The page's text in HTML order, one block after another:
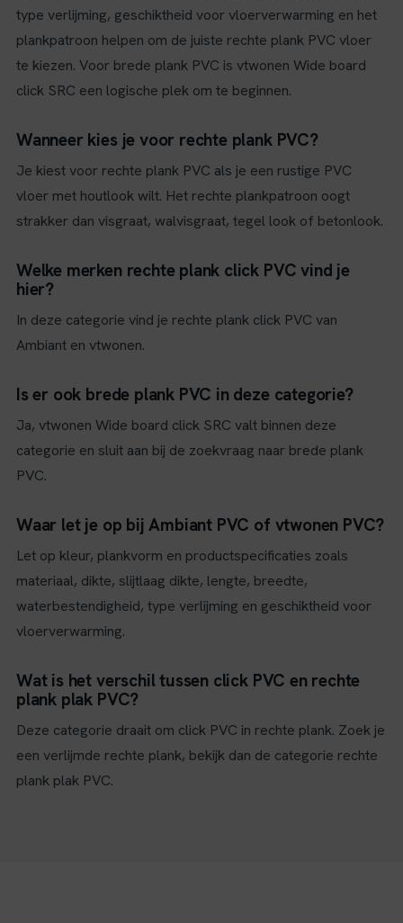
type verlijming, geschiktheid voor vloerverwarming en het
plankpatroon helpen om de juiste rechte plank PVC vloer
te kiezen. Voor brede plank PVC is vtwonen Wide board
click SRC een logische plek om te beginnen.
Wanneer kies je voor rechte plank PVC?
Je kiest voor rechte plank PVC als je een rustige PVC
vloer met houtlook wilt. Het rechte plankpatroon oogt
strakker dan visgraat, walvisgraat, tegel look of betonlook.
Welke merken rechte plank click PVC vind je
hier?
In deze categorie vind je rechte plank click PVC van
Ambiant en vtwonen.
Is er ook brede plank PVC in deze categorie?
Ja, vtwonen Wide board click SRC valt binnen deze
categorie en sluit aan bij de zoekvraag naar brede plank
PVC.
Waar let je op bij Ambiant PVC of vtwonen PVC?
Let op kleur, plankvorm en productspecificaties zoals
materiaal, dikte, slijtlaag dikte, lengte, breedte,
waterbestendigheid, type verlijming en geschiktheid voor
vloerverwarming.
Wat is het verschil tussen click PVC en rechte
plank plak PVC?
Deze categorie draait om click PVC in rechte plank. Zoek je
een verlijmde rechte plank, bekijk dan de categorie rechte
plank plak PVC.